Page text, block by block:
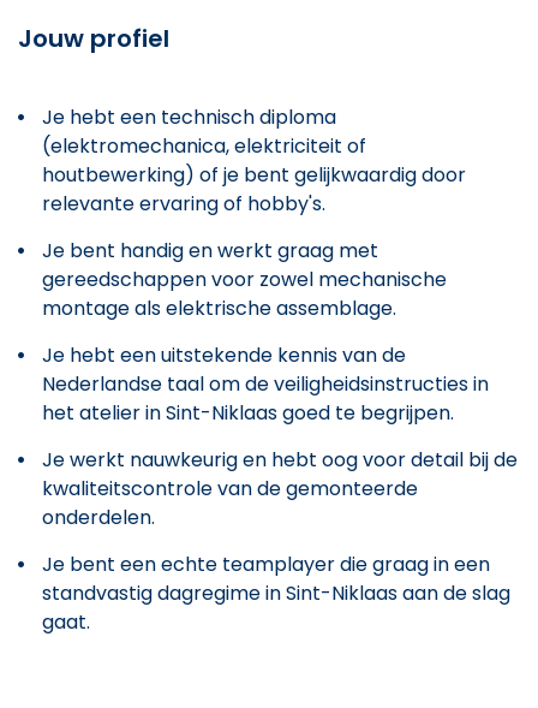
Jouw profiel
Je hebt een technisch diploma
(elektromechanica, elektriciteit of
houtbewerking) of je bent gelijkwaardig door
relevante ervaring of hobby's.
Je bent handig en werkt graag met
gereedschappen voor zowel mechanische
montage als elektrische assemblage.
Je hebt een uitstekende kennis van de
Nederlandse taal om de veiligheidsinstructies in
het atelier in Sint-Niklaas goed te begrijpen.
Je werkt nauwkeurig en hebt oog voor detail bij de
kwaliteitscontrole van de gemonteerde
onderdelen.
Je bent een echte teamplayer die graag in een
standvastig dagregime in Sint-Niklaas aan de slag
gaat.